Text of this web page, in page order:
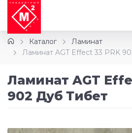
Каталог
Ламинат
Ламинат AGT Effect 33 PRK
Ламинат AGT
902 Дуб Тибет